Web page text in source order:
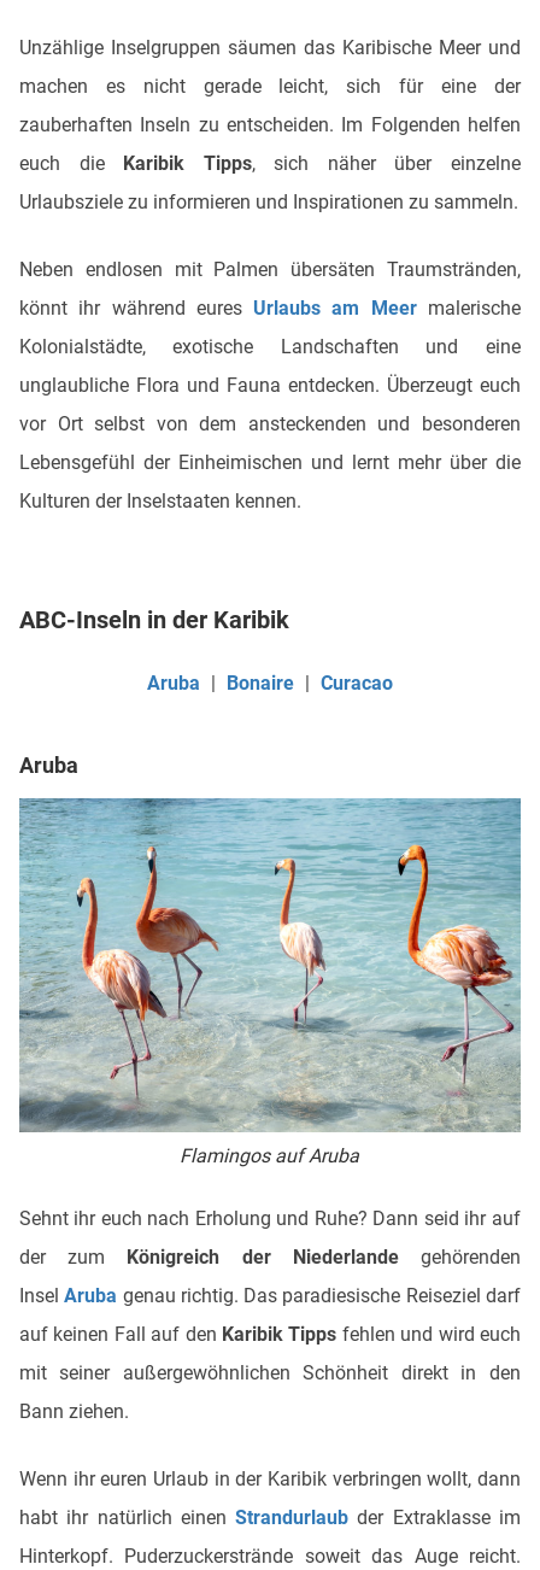
Unzählige Inselgruppen säumen das Karibische Meer und
machen es nicht gerade leicht, sich für eine der
zauberhaften Inseln zu entscheiden. Im Folgenden helfen
euch die
Karibik Tipps, sich näher über einzelne
Urlaubsziele zu informieren und Inspirationen zu sammeln.
Neben endlosen mit Palmen übersäten Traumstränden,
könnt ihr während eures Urlaubs am Meermalerische
Kolonialstädte, exotische Landschaften und eine
unglaubliche Flora und Fauna entdecken. Überzeugt euch
vor Ort selbst von dem ansteckenden und besonderen
Lebensgefühl der Einheimischen und lernt mehr über die
Kulturen der Inselstaaten kennen.
ABC-Inseln in der Karibik
Aruba Bonaire Curacao
Aruba
Flamingos auf Aruba
Sehnt ihr euch nach Erholung und Ruhe? Dann seid ihr auf
der zum
Königreich der Niederlandegehörenden
InselAruba genau richtig. Das paradiesische Reiseziel darf
auf keinen Fall auf den Karibik Tipps fehlen und wird euch
mit seiner außergewöhnlichen Schönheit direkt in den
Bann ziehen.
Wenn ihr euren Urlaub in der Karibik verbringen wollt, dann
habt ihr natürlich einenStrandurlaub der Extraklasse im
Hinterkopf. Puderzuckerstrände soweit das Auge reicht.